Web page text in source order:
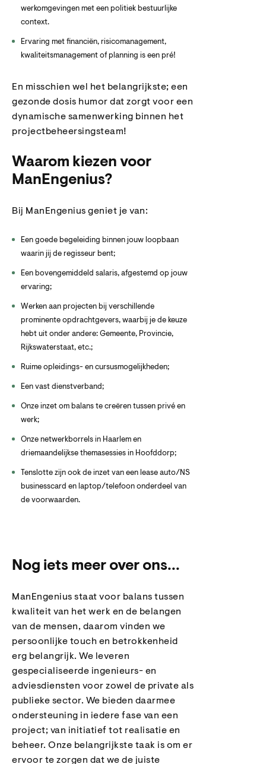
werkomgevingen met een politiek bestuurlijke
context.
Ervaring met financiën, risicomanagement,
kwaliteitsmanagement of planning is een pré!
En misschien wel het belangrijkste; een
gezonde dosis humor dat zorgt voor een
dynamische samenwerking binnen het
projectbeheersingsteam!
Waarom kiezen voor
ManEngenius?
Bij ManEngenius geniet je van:
Een goede begeleiding binnen jouw loopbaan
waarin jij de regisseur bent;
Een bovengemiddeld salaris, afgestemd op jouw
ervaring;
Werken aan projecten bij verschillende
prominente opdrachtgevers, waarbij je de keuze
hebt uit onder andere: Gemeente, Provincie,
Rijkswaterstaat, etc.;
Ruime opleidings- en cursusmogelijkheden;
Een vast dienstverband;
Onze inzet om balans te creëren tussen privé en
werk;
Onze netwerkborrels in Haarlem en
driemaandelijkse themasessies in Hoofddorp;
Tenslotte zijn ook de inzet van een lease auto/NS
businesscard en laptop/telefoon onderdeel van
de voorwaarden.
Nog iets meer over ons...
ManEngenius staat voor balans tussen
kwaliteit van het werk en de belangen
van de mensen, daarom vinden we
persoonlijke touch en betrokkenheid
erg belangrijk. We leveren
gespecialiseerde ingenieurs- en
adviesdiensten voor zowel de private als
publieke sector. We bieden daarmee
ondersteuning in iedere fase van een
project; van initiatief tot realisatie en
beheer. Onze belangrijkste taak is om er
ervoor te zorgen dat we de juiste